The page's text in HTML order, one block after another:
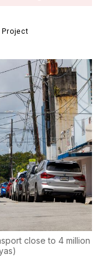
close to 4 million
)